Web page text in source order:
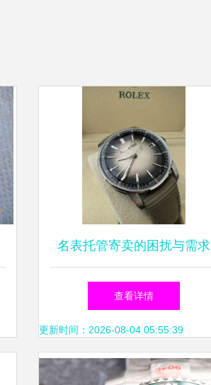
名表托管寄卖的困扰与需求
查看详情
更新时间：2026-08-04 05:55:39